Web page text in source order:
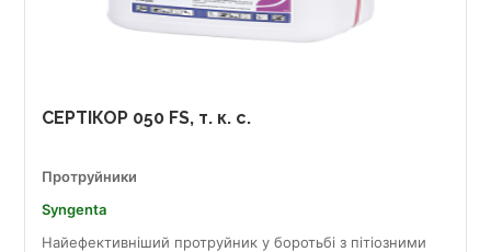
СЕРТІКОР 050 FS, т. к. с.
Протруйники
Syngenta
Найефективніший протруйник у боротьбі з пітіозними